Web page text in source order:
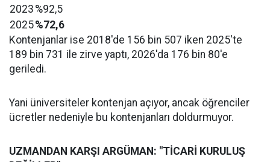
2023 %92,5
2025%72,6
Kontenjanlar ise 2018'de 156 bin 507 iken 2025'te
189 bin 731 ile zirve yaptı, 2026'da 176 bin 80'e
geriledi.
Yani üniversiteler kontenjan açıyor, ancak öğrenciler
ücretler nedeniyle bu kontenjanları doldurmuyor.
UZMANDAN KARŞI ARGÜMAN: "TİCARİ KURULUŞ